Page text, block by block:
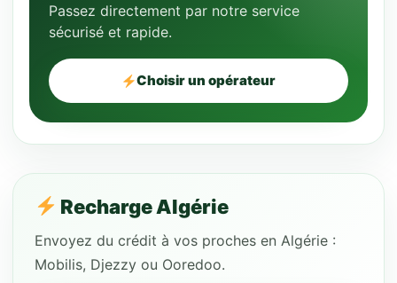
Passez directement par notre service
sécurisé et rapide.
Choisir un opérateur
Recharge Algérie
Envoyez du crédit à vos proches en Algérie :
Mobilis, Djezzy ou Ooredoo.